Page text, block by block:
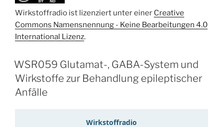
Wirkstoffradio ist lizenziert unter einer Creative
Commons Namensnennung - Keine Bearbeitungen 4.0
International Lizenz.
WSR059 Glutamat-, GABA-System und
Wirkstoffe zur Behandlung epileptischer
Anfälle